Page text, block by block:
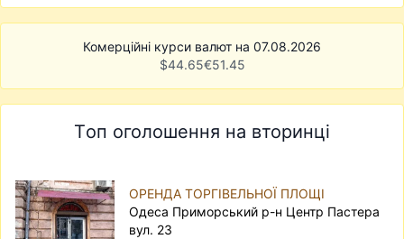
Комерційні курси валют на 07.08.2026
$44.65€51.45
Топ оголошення на вторинці
ОРЕНДА ТОРГІВЕЛЬНОЇ ПЛОЩІ
Одеса Приморський р-н Центр Пастера
вул. 23